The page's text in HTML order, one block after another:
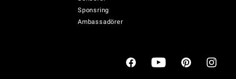
Sponsring
Ambassadörer